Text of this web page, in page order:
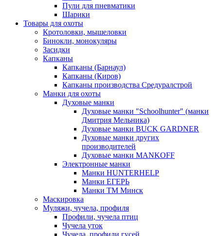
Пули для пневматики
Шарики
Товары для охоты
Кротоловки, мышеловки
Бинокли, монокуляры
Засидки
Капканы
Капканы (Барнаул)
Капканы (Киров)
Капканы производства Средуралстрой
Манки для охоты
Духовые манки
Духовые манки "Schoolhunter" (манки
Дмитрия Мельника)
Духовые манки BUCK GARDNER
Духовые манки других
производителей
Духовые манки MANKOFF
Электронные манки
Манки HUNTERHELP
Манки ЕГЕРЬ
Манки ТМ Минск
Маскировка
Муляжи, чучела, профиля
Профили, чучела птиц
Чучела уток